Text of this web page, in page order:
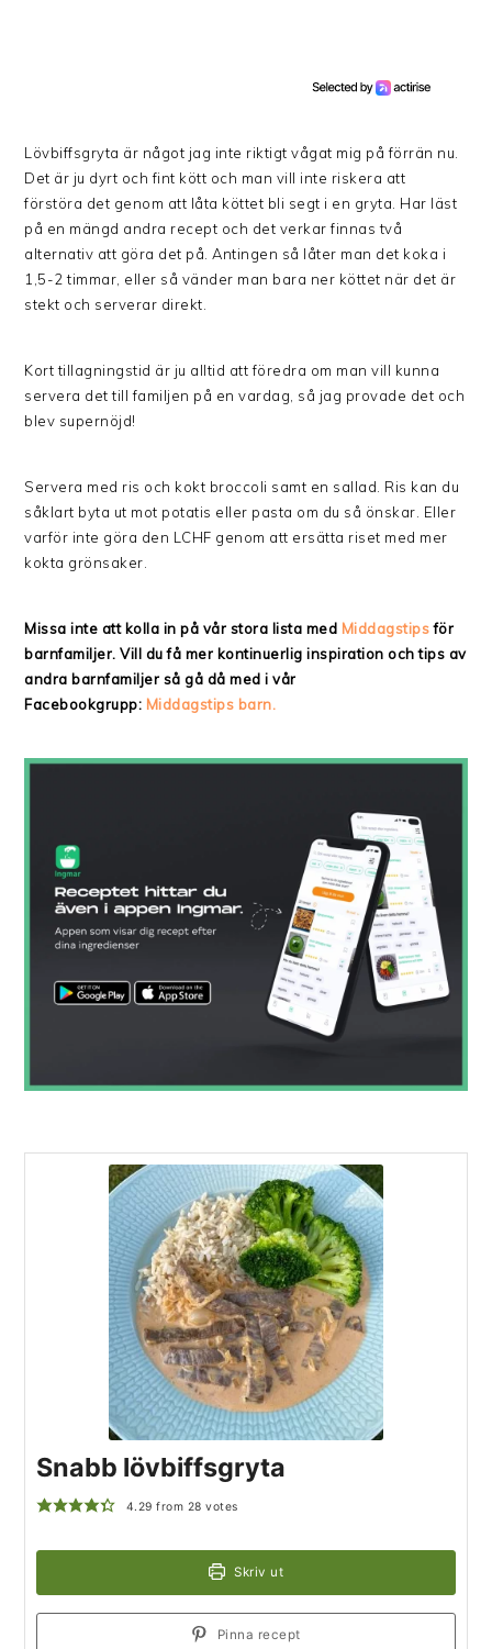
Lövbiffsgryta är något jag inte riktigt vågat mig på förrän nu.
Det är ju dyrt och fint kött och man vill inte riskera att
förstöra det genom att låta köttet bli segt i en gryta. Har läst
på en mängd andra recept och det verkar finnas två
alternativ att göra det på. Antingen så låter man det koka i
1,5-2 timmar, eller så vänder man bara ner köttet när det är
stekt och serverar direkt.
Kort tillagningstid är ju alltid att föredra om man vill kunna
servera det till familjen på en vardag, så jag provade det och
blev supernöjd!
Servera med ris och kokt broccoli samt en sallad. Ris kan du
såklart byta ut mot potatis eller pasta om du så önskar. Eller
varför inte göra den LCHF genom att ersätta riset med mer
kokta grönsaker.
Missa inte att kolla in på vår stora lista med Middagstipsför
barnfamiljer. Vill du få mer kontinuerlig inspiration och tips av
andra barnfamiljer så gå då med i vår
Facebookgrupp: Middagstips barn.
Snabb lövbiffsgryta
4.29 from 28 votes
Skriv ut
Pinna recept